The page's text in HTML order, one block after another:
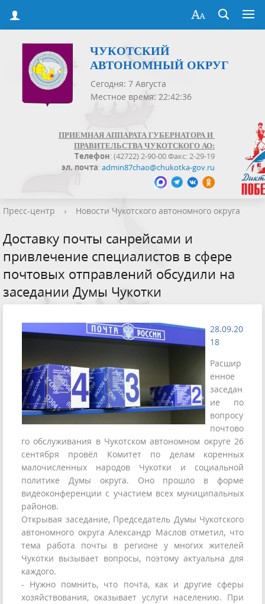
ЧУКОТСКИЙ
АВТОНОМНЫЙ ОКРУГ
Сегодня: 7 Августа
Местное время: 22:42:37
ПРИЕМНАЯ АППАРАТА ГУБЕРНАТОРА И
ПРАВИТЕЛЬСТВА ЧУКОТСКОГО АО:
Телефон: (42722) 2-90-00 Факс: 2-29-19
эл. почта:admin87chao@chukotka-gov.ru
Пресс-центр › Новости Чукотского автономного округа
Доставку почты санрейсами и
привлечение специалистов в сфере
почтовых отправлений обсудили на
заседании Думы Чукотки
28.09.20
18
Расшир
енное
заседан
ие по
вопросу
почтово
го обслуживания в Чукотском автономном округе 26
сентября провёл Комитет по делам коренных
малочисленных народов Чукотки и социальной
политике Думы округа. Оно прошло в форме
видеоконференции с участием всех муниципальных
районов.
Открывая заседание, Председатель Думы Чукотского
автономного округа Александр Маслов отметил, что
тема работа почты в регионе у многих жителей
Чукотки вызывает вопросы, поэтому актуальна для
каждого.
- Нужно помнить, что почта, как и другие сферы
хозяйствования, оказывает услуги населению. При